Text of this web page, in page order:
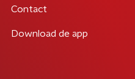
Contact
Download de app